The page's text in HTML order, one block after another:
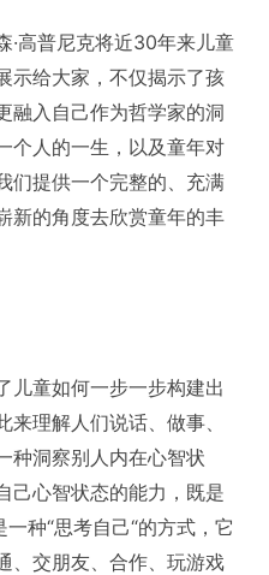
·高普尼克将近30年来儿童
示给大家，不仅揭示了孩
融入自己作为哲学家的洞
个人的一生，以及童年对
们提供一个完整的、充满
新的角度去欣赏童年的丰
儿童如何一步一步构建出
理解人们说话、做事、
种洞察别人内在心智状
己心智状态的能力，既是
种“思考自己“的方式，它
、交朋友、合作、玩游戏